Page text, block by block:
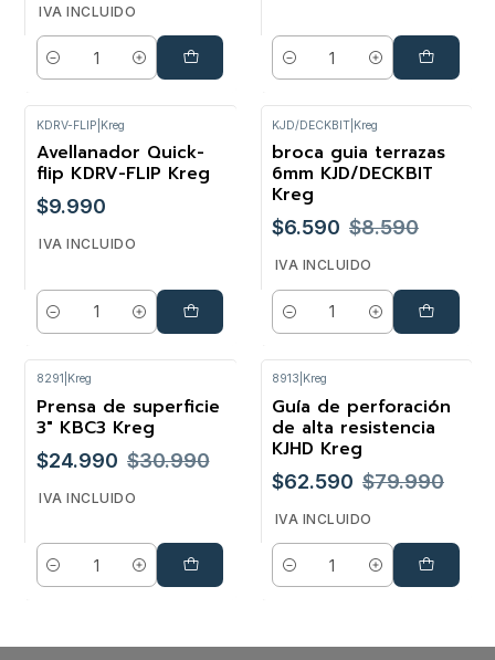
IVA INCLUIDO
Cantidad Cantidad
KDRV-FLIP Kreg
Avellanador Quick-
flip KDRV-FLIP Kreg
$9.990
IVA INCLUIDO
Cantidad
-23%
KJD/DECKBIT Kreg
broca guia terrazas
6mm KJD/DECKBIT
Kreg
$6.590 $8.590
IVA INCLUIDO
Cantidad
-19%
8291 Kreg
Prensa de superficie
3" KBC3 Kreg
$24.990 $30.990
IVA INCLUIDO
Cantidad
-22%
8913 Kreg
Guía de perforación
de alta resistencia
KJHD Kreg
$62.590 $79.990
IVA INCLUIDO
Cantidad